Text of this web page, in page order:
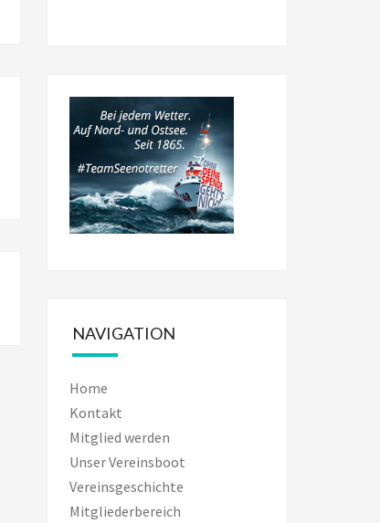
NAVIGATION
Home
Kontakt
Mitglied werden
Unser Vereinsboot
Vereinsgeschichte
Mitgliederbereich